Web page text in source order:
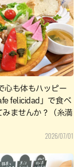
心も体もハッピー
felicidad」で食べ
みませんか？（糸満
2026/07/01